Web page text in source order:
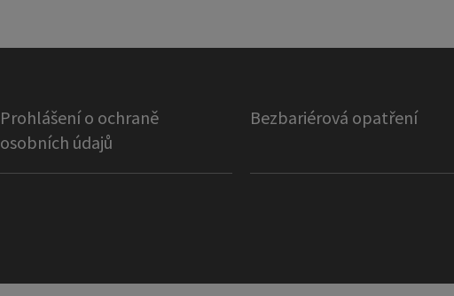
Prohlášení o ochraně
osobních údajů
Bezbariérová opatření